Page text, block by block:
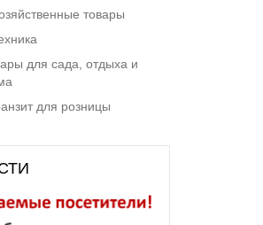
товары
для сада, отдыха и
для розницы